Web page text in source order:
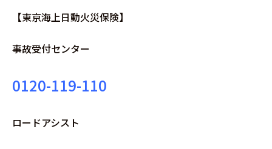
【東京海上日動火災保険】
事故受付センター
0120-119-110
ロードアシスト